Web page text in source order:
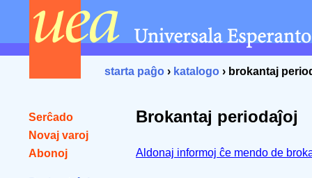
starta paĝo › katalogo › brokantaj
Serĉado
Novaj varoj
Abonoj
Brokantaj periodaĵoj
Aldonaj informoj ĉe mendo de